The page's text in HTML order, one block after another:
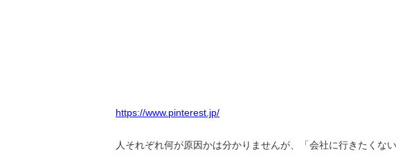
https://www.pinterest.jp/
人それぞれ何が原因かは分かりませんが、「会社に行きたくな